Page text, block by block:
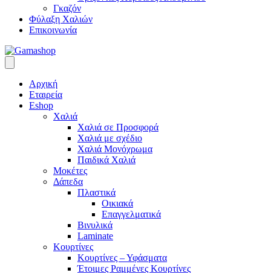
Γκαζόν
Φύλαξη Χαλιών
Επικοινωνία
Αρχική
Εταιρεία
Eshop
Χαλιά
Χαλιά σε Προσφορά
Χαλιά με σχέδιο
Χαλιά Μονόχρωμα
Παιδικά Χαλιά
Μοκέτες
Δάπεδα
Πλαστικά
Οικιακά
Επαγγελματικά
Βινυλικά
Laminate
Κουρτίνες
Κουρτίνες – Υφάσματα
Έτοιμες Ραμμένες Κουρτίνες